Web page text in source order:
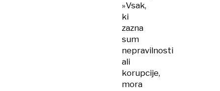
»Vsak,
ki
zazna
sum
nepravilnosti
ali
korupcije,
mora